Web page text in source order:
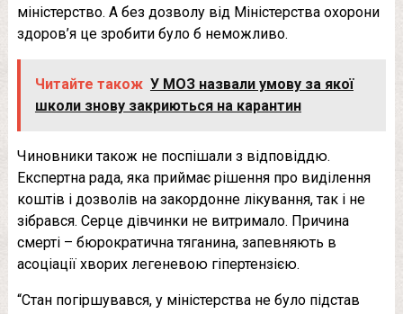
міністерство. А без дозволу від Міністерства охорони
здоров’я це зробити було б неможливо.
Читайте також У МОЗ назвали умову за якої
школи знову закриються на карантин
Чиновники також не поспішали з відповіддю.
Експертна рада, яка приймає рішення про виділення
коштів і дозволів на закордонне лікування, так і не
зібрався. Серце дівчинки не витримало. Причина
смерті – бюрократична тяганина, запевняють в
асоціації хворих легеневою гіпертензією.
“Стан погіршувався, у міністерства не було підстав